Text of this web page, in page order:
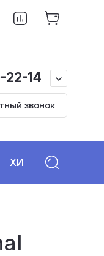
22-14
звонок
ХИМИЯ DR.